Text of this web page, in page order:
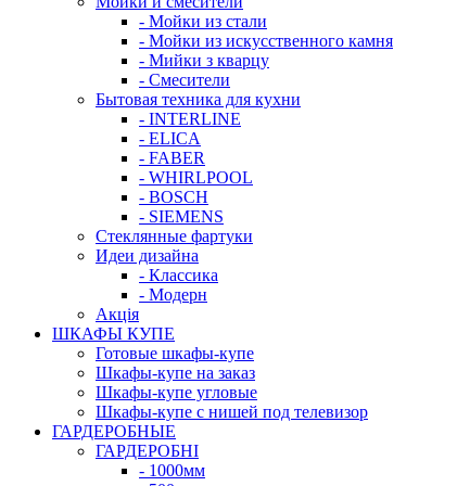
- Мойки из стали
- Мойки из искусственного камня
- Мийки з кварцу
- Смесители
Бытовая техника для кухни
- INTERLINE
- ELICA
- FABER
- WHIRLPOOL
- BOSCH
- SIEMENS
Стеклянные фартуки
Идеи дизайна
- Класcика
- Модерн
Акція
ШКАФЫ КУПЕ
Готовые шкафы-купе
Шкафы-купе на заказ
Шкафы-купе угловые
Шкафы-купе с нишей под телевизор
ГАРДЕРОБНЫЕ
ГАРДЕРОБНІ
- 1000мм